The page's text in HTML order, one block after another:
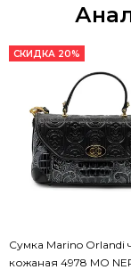
СКИДКА 20%
Сумка Marino Orlandi
кожаная 4978 MO